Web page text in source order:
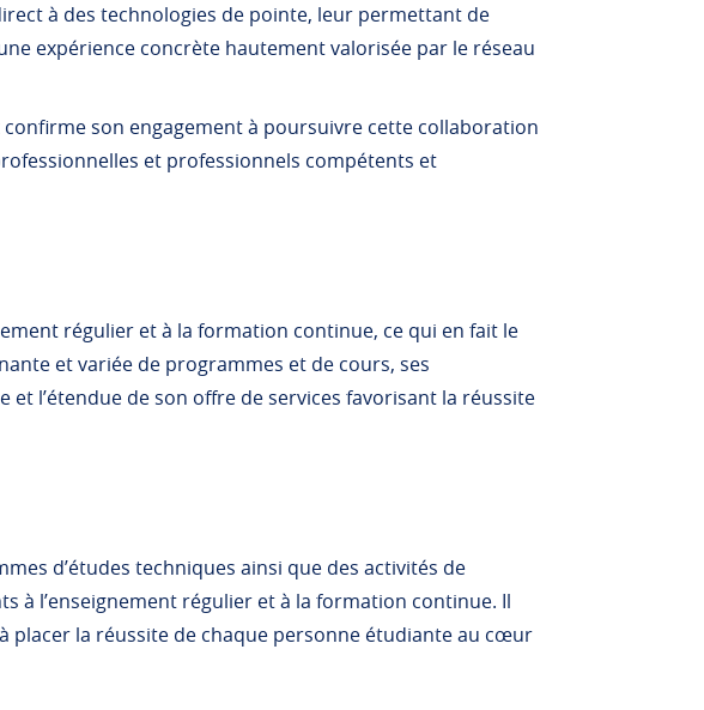
à des technologies de pointe, leur permettant de
expérience concrète hautement valorisée par le réseau
son engagement à poursuivre cette collaboration
et professionnels compétents et
régulier et à la formation continue, ce qui en fait le
et variée de programmes et de cours, ses
l’étendue de son offre de services favorisant la réussite
d’études techniques ainsi que des activités de
à l’enseignement régulier et à la formation continue. Il
placer la réussite de chaque personne étudiante au cœur